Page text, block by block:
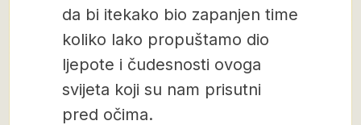
da bi itekako bio zapanjen time
koliko lako propuštamo dio
ljepote i čudesnosti ovoga
svijeta koji su nam prisutni
pred očima.